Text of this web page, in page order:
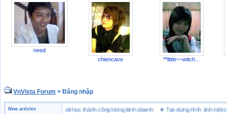
need
chiencave
**little~~witch...
VnVista Forum > Đăng nhập
New articles
biệt” của Microsoft ♥4 bài học thành công trong kinh doanh♥Tạo dựng hình ảnh